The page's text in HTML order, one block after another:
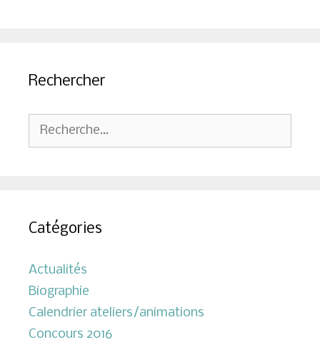
Rechercher
Rechercher :
Catégories
Actualités
Biographie
Calendrier ateliers/animations
Concours 2016